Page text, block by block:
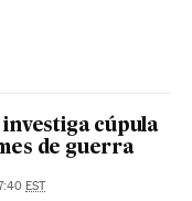
cúpula
de guerra
EST